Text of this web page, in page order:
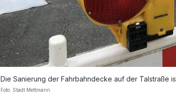
Die Sanierung der Fahrbahndecke auf der Talstraße
Foto: Stadt Mettmann